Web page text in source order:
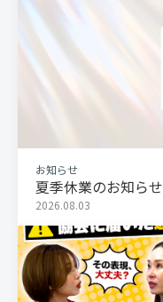
お知らせ
夏季休業のお知らせ
2026.08.03